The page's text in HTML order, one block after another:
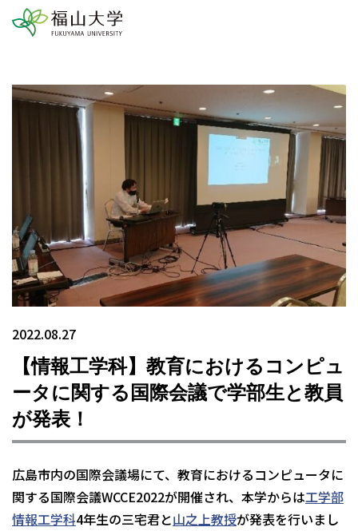
2022.08.27
【情報工学科】教育におけるコンピュ
ータに関する国際会議で学部生と教員
が発表！
広島市内の国際会議場にて、教育におけるコンピュータに
関する国際会議WCCE2022が開催され、本学からは工学部
情報工学科4年生の三宅君と山之上教授が発表を行いまし